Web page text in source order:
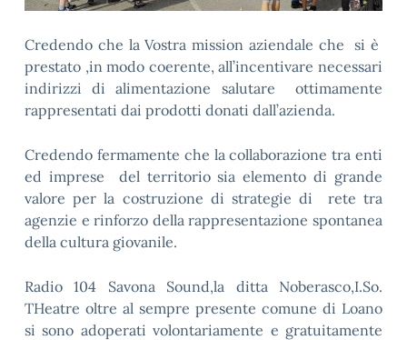
Credendo che la Vostra mission aziendale che si è
prestato ,in modo coerente, all’incentivare necessari
indirizzi di alimentazione salutare ottimamente
rappresentati dai prodotti donati dall’azienda.
Credendo fermamente che la collaborazione tra enti
ed imprese del territorio sia elemento di grande
valore per la costruzione di strategie di rete tra
agenzie e rinforzo della rappresentazione spontanea
della cultura giovanile.
Radio 104 Savona Sound,la ditta Noberasco,I.So.
THeatre oltre al sempre presente comune di Loano
si sono adoperati volontariamente e gratuitamente